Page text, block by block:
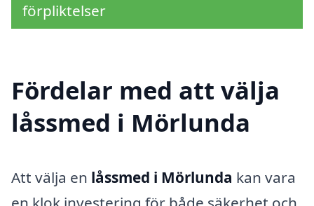
förpliktelser
Fördelar med att välja
låssmed i Mörlunda
Att välja en låssmed i Mörlunda kan vara